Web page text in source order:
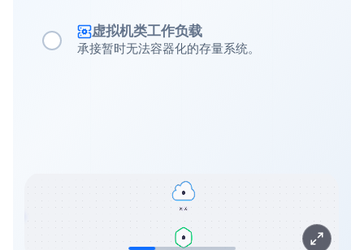
虚拟机类工作负载
承接暂时无法容器化的存量系统。